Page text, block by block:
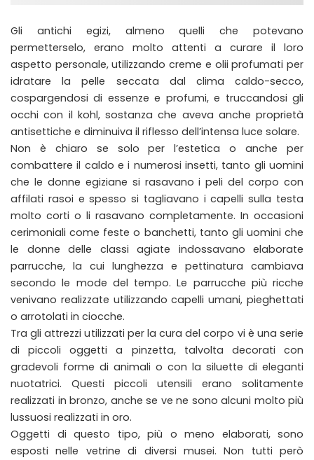
Gli antichi egizi, almeno quelli che potevano
permetterselo, erano molto attenti a curare il loro
aspetto personale, utilizzando creme e olii profumati per
idratare la pelle seccata dal clima caldo-secco,
cospargendosi di essenze e profumi, e truccandosi gli
occhi con il kohl, sostanza che aveva anche proprietà
antisettiche e diminuiva il riflesso dell’intensa luce solare.
Non è chiaro se solo per l’estetica o anche per
combattere il caldo e i numerosi insetti, tanto gli uomini
che le donne egiziane si rasavano i peli del corpo con
affilati rasoi e spesso si tagliavano i capelli sulla testa
molto corti o li rasavano completamente. In occasioni
cerimoniali come feste o banchetti, tanto gli uomini che
le donne delle classi agiate indossavano elaborate
parrucche, la cui lunghezza e pettinatura cambiava
secondo le mode del tempo. Le parrucche più ricche
venivano realizzate utilizzando capelli umani, pieghettati
o arrotolati in ciocche.
Tra gli attrezzi utilizzati per la cura del corpo vi è una serie
di piccoli oggetti a pinzetta, talvolta decorati con
gradevoli forme di animali o con la siluette di eleganti
nuotatrici. Questi piccoli utensili erano solitamente
realizzati in bronzo, anche se ve ne sono alcuni molto più
lussuosi realizzati in oro.
Oggetti di questo tipo, più o meno elaborati, sono
esposti nelle vetrine di diversi musei. Non tutti però